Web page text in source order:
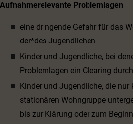
Aufnahmerelevante Problemlagen
eine dringende Gefahr für das
der*des Jugendlichen
Kinder und Jugendliche, bei
Problemlagen ein Clearing
Kinder und Jugendliche, die nur
stationären Wohngruppe
bis zur Klärung oder zum